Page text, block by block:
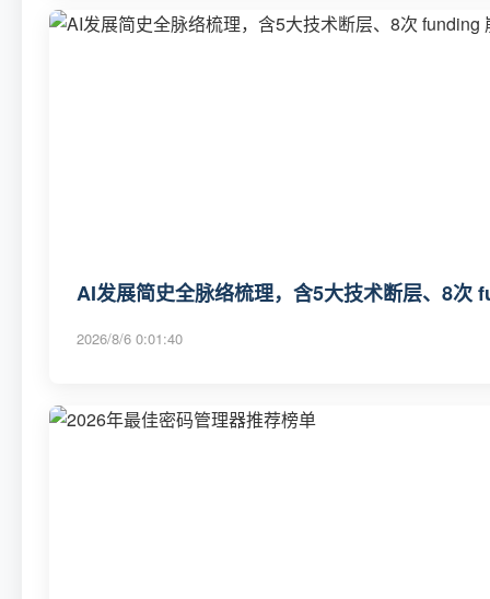
AI发展简史全脉络梳理，含5大技术断层、8
2026/8/6 0:01:40